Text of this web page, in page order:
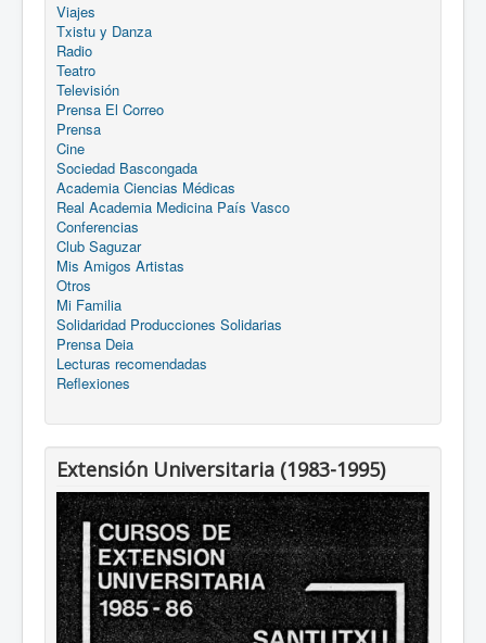
Viajes
Txistu y Danza
Radio
Teatro
Televisión
Prensa El Correo
Prensa
Cine
Sociedad Bascongada
Academia Ciencias Médicas
Real Academia Medicina País Vasco
Conferencias
Club Saguzar
Mis Amigos Artistas
Otros
Mi Familia
Solidaridad Producciones Solidarias
Prensa Deia
Lecturas recomendadas
Reflexiones
Extensión Universitaria (1983-1995)